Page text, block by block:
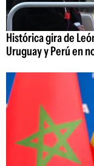
Histórica gira de
Uruguay y Perú en